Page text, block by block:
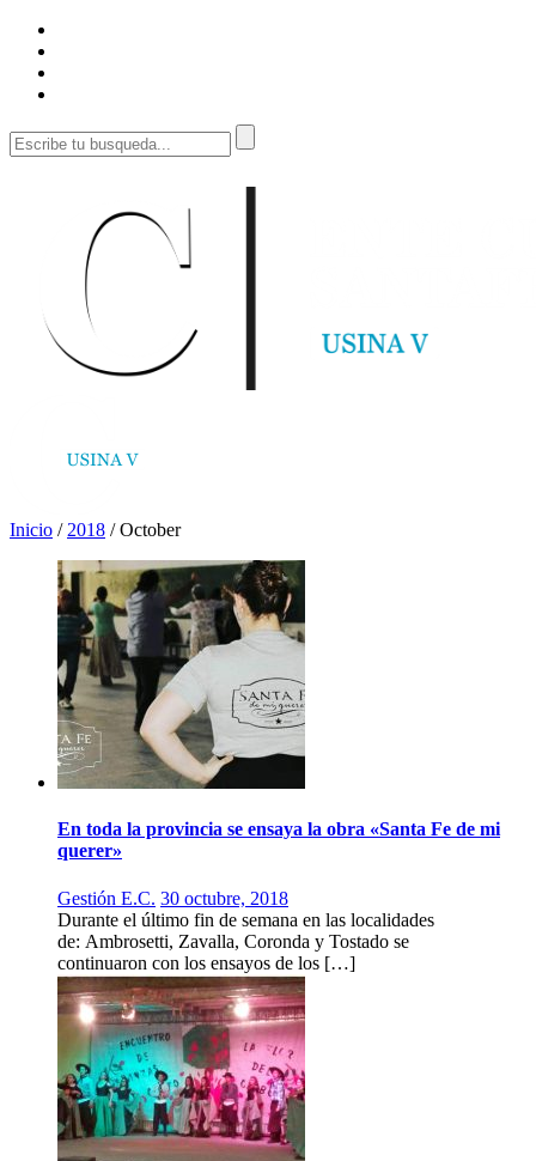
Inicio / 2018 /October
En toda la provincia se ensaya la obra «Santa Fe de mi
querer»
Gestión E.C. 30 octubre, 2018
Durante el último fin de semana en las localidades
de: Ambrosetti, Zavalla, Coronda y Tostado se
continuaron con los ensayos de los […]